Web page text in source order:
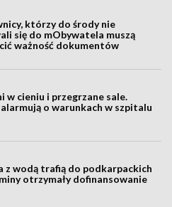
którzy do środy nie
się do mObywatela muszą
ważność dokumentów
w cieniu i przegrzane sale.
o warunkach w szpitalu
z wodą trafią do podkarpackich
otrzymały dofinansowanie